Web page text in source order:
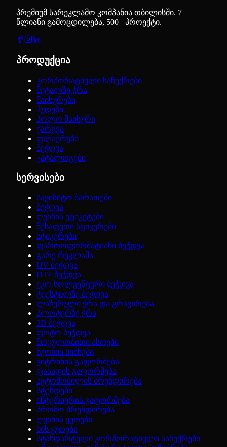
პრემიუმ სარეკლამო კომპანია თბილისში. 7
წლიანი გამოცდილება, 500+ პროექტი.
პროდუქცია
კორპორატიული საჩუქრები
მეტალზე ჭრა
მაისურები
ჰუდები
პოლო მაისური
ქარგვა
ფლაერები
ბეჭდვა
კატალოგები
სერვისები
სავიზიტო ბარათები
ბეჭდვა
ღვინის ეტიკეტები
შესაფუთი სტიკერები
სტიკერები
ფართოფორმატიანი ბეჭდვა
გარე რეკლამა
UV ბეჭდვა
DTF ბეჭდვა
ეკო-სოლვენტური ბეჭდვა
ტექსტილზე ბეჭდვა
ლაზერული ჭრა და გრავირება
პლოტერზე ჭრა
3D ბეჭდვა
ფოტო ბეჭდვა
მოცულობითი ასოები
ნეონის ნიშნები
ვიტრინის გაფორმება
ფასადის გაფორმება
ავტომობილის ბრენდირება
სტენდები
ინტერიერის გაფორმება
პრომო ბრენდირება
ღვინის ყუთები
ხის ყუთები
სტანდარტული კორპორატიული საჩუქრები